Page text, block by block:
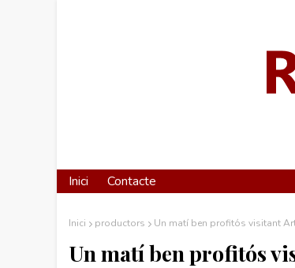
Inici Contacte
Inici productors Un matí ben profitós visitant
Un matí ben profitós